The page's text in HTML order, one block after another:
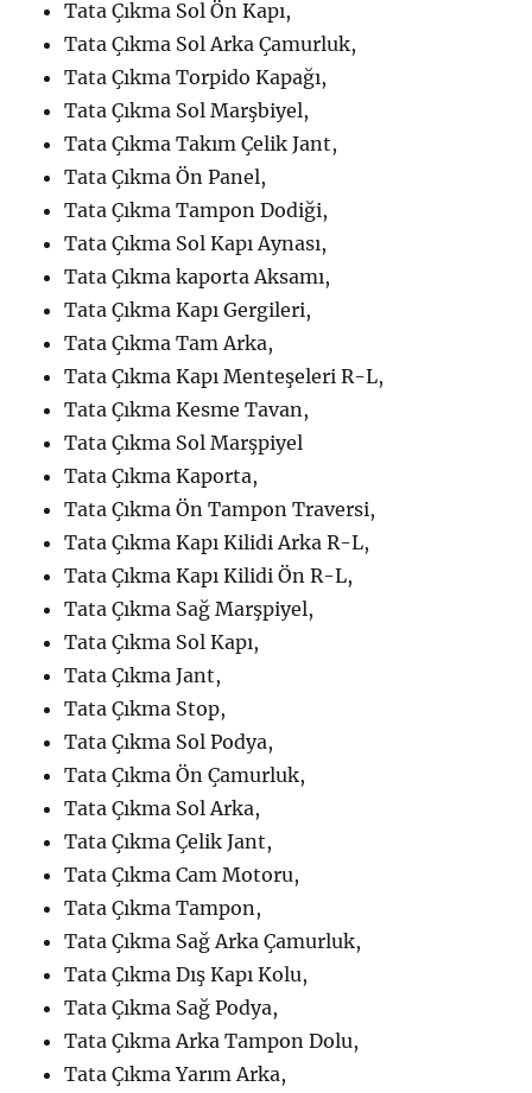
Tata Çıkma Sol Ön Kapı,
Tata Çıkma Sol Arka Çamurluk,
Tata Çıkma Torpido Kapağı,
Tata Çıkma Sol Marşbiyel,
Tata Çıkma Takım Çelik Jant,
Tata Çıkma Ön Panel,
Tata Çıkma Tampon Dodiği,
Tata Çıkma Sol Kapı Aynası,
Tata Çıkma kaporta Aksamı,
Tata Çıkma Kapı Gergileri,
Tata Çıkma Tam Arka,
Tata Çıkma Kapı Menteşeleri R-L,
Tata Çıkma Kesme Tavan,
Tata Çıkma Sol Marşpiyel
Tata Çıkma Kaporta,
Tata Çıkma Ön Tampon Traversi,
Tata Çıkma Kapı Kilidi Arka R-L,
Tata Çıkma Kapı Kilidi Ön R-L,
Tata Çıkma Sağ Marşpiyel,
Tata Çıkma Sol Kapı,
Tata Çıkma Jant,
Tata Çıkma Stop,
Tata Çıkma Sol Podya,
Tata Çıkma Ön Çamurluk,
Tata Çıkma Sol Arka,
Tata Çıkma Çelik Jant,
Tata Çıkma Cam Motoru,
Tata Çıkma Tampon,
Tata Çıkma Sağ Arka Çamurluk,
Tata Çıkma Dış Kapı Kolu,
Tata Çıkma Sağ Podya,
Tata Çıkma Arka Tampon Dolu,
Tata Çıkma Yarım Arka,